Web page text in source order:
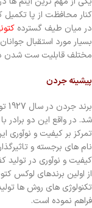
کنار محافظت از پا
در میان طیف گسترده
بسیار مورد استقبال
مختلف قابلیت ست شدن
پیشینه جردن
شد. در واقع این دو
تمرکز بر کیفیت و نوآوری
نام های برجسته و
کیفیت و نوآوری در
از اولین برندهای لوکس
تکنولوژی های روش ها
فراهم نموده است.